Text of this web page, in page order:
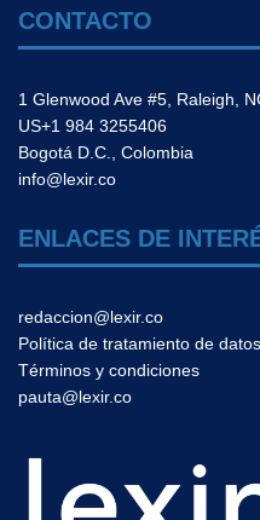
CONTACTO
1 Glenwood Ave #5, Raleigh,
US+1 984 3255406
Bogotá D.C., Colombia
info@lexir.co
ENLACES DE
redaccion@lexir.co
Política de tratamiento de datos
Términos y condiciones
pauta@lexir.co